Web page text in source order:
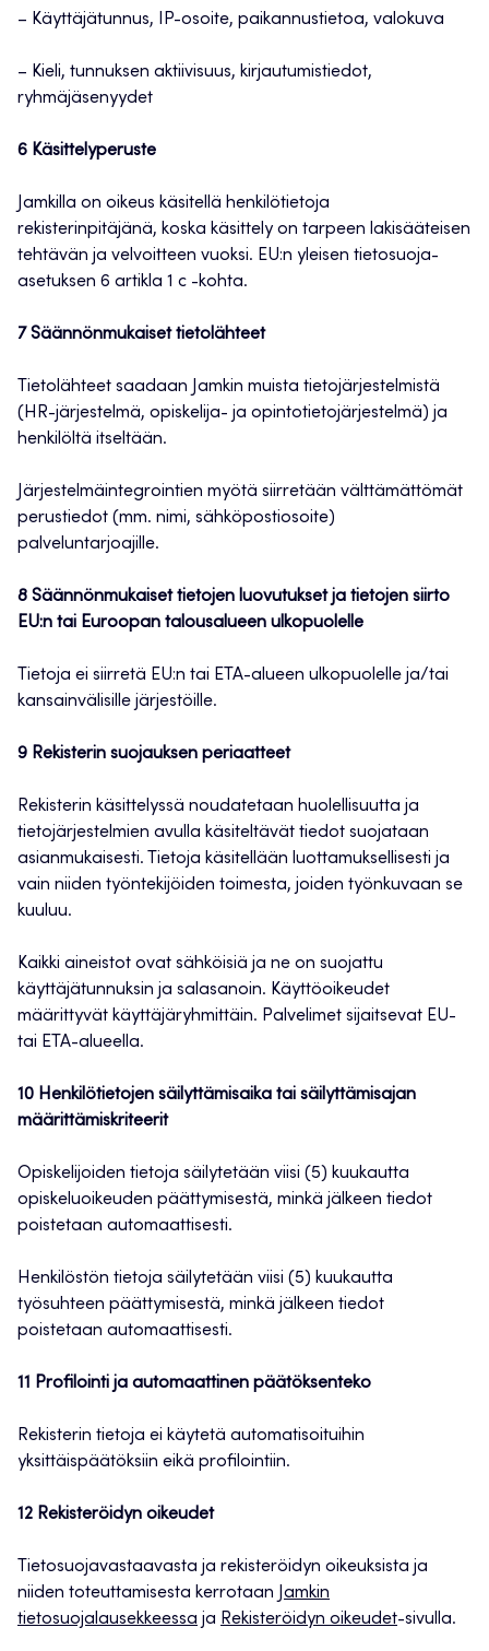
– Käyttäjätunnus, IP-osoite, paikannustietoa, valokuva
– Kieli, tunnuksen aktiivisuus, kirjautumistiedot,
ryhmäjäsenyydet
6 Käsittelyperuste
Jamkilla on oikeus käsitellä henkilötietoja
rekisterinpitäjänä, koska käsittely on tarpeen lakisääteisen
tehtävän ja velvoitteen vuoksi. EU:n yleisen tietosuoja-
asetuksen 6 artikla 1 c -kohta.
7 Säännönmukaiset tietolähteet
Tietolähteet saadaan Jamkin muista tietojärjestelmistä
(HR-järjestelmä, opiskelija- ja opintotietojärjestelmä) ja
henkilöltä itseltään.
Järjestelmäintegrointien myötä siirretään välttämättömät
perustiedot (mm. nimi, sähköpostiosoite)
palveluntarjoajille.
8 Säännönmukaiset tietojen luovutukset ja tietojen siirto
EU:n tai Euroopan talousalueen ulkopuolelle
Tietoja ei siirretä EU:n tai ETA-alueen ulkopuolelle ja/tai
kansainvälisille järjestöille.
9 Rekisterin suojauksen periaatteet
Rekisterin käsittelyssä noudatetaan huolellisuutta ja
tietojärjestelmien avulla käsiteltävät tiedot suojataan
asianmukaisesti. Tietoja käsitellään luottamuksellisesti ja
vain niiden työntekijöiden toimesta, joiden työnkuvaan se
kuuluu.
Kaikki aineistot ovat sähköisiä ja ne on suojattu
käyttäjätunnuksin ja salasanoin. Käyttöoikeudet
määrittyvät käyttäjäryhmittäin. Palvelimet sijaitsevat EU-
tai ETA-alueella.
10 Henkilötietojen säilyttämisaika tai säilyttämisajan
määrittämiskriteerit
Opiskelijoiden tietoja säilytetään viisi (5) kuukautta
opiskeluoikeuden päättymisestä, minkä jälkeen tiedot
poistetaan automaattisesti.
Henkilöstön tietoja säilytetään viisi (5) kuukautta
työsuhteen päättymisestä, minkä jälkeen tiedot
poistetaan automaattisesti.
11 Profilointi ja automaattinen päätöksenteko
Rekisterin tietoja ei käytetä automatisoituihin
yksittäispäätöksiin eikä profilointiin.
12 Rekisteröidyn oikeudet
Tietosuojavastaavasta ja rekisteröidyn oikeuksista ja
niiden toteuttamisesta kerrotaan
Jamkin
tietosuojalausekkeessa ja Rekisteröidyn oikeudet-sivulla.